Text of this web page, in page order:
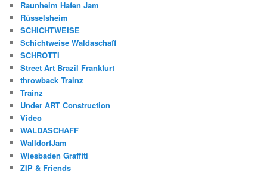
Raunheim Hafen Jam
Rüsselsheim
SCHICHTWEISE
Schichtweise Waldaschaff
SCHROTTI
Street Art Brazil Frankfurt
throwback Trainz
Trainz
Under ART Construction
Video
WALDASCHAFF
WalldorfJam
Wiesbaden Graffiti
ZIP & Friends